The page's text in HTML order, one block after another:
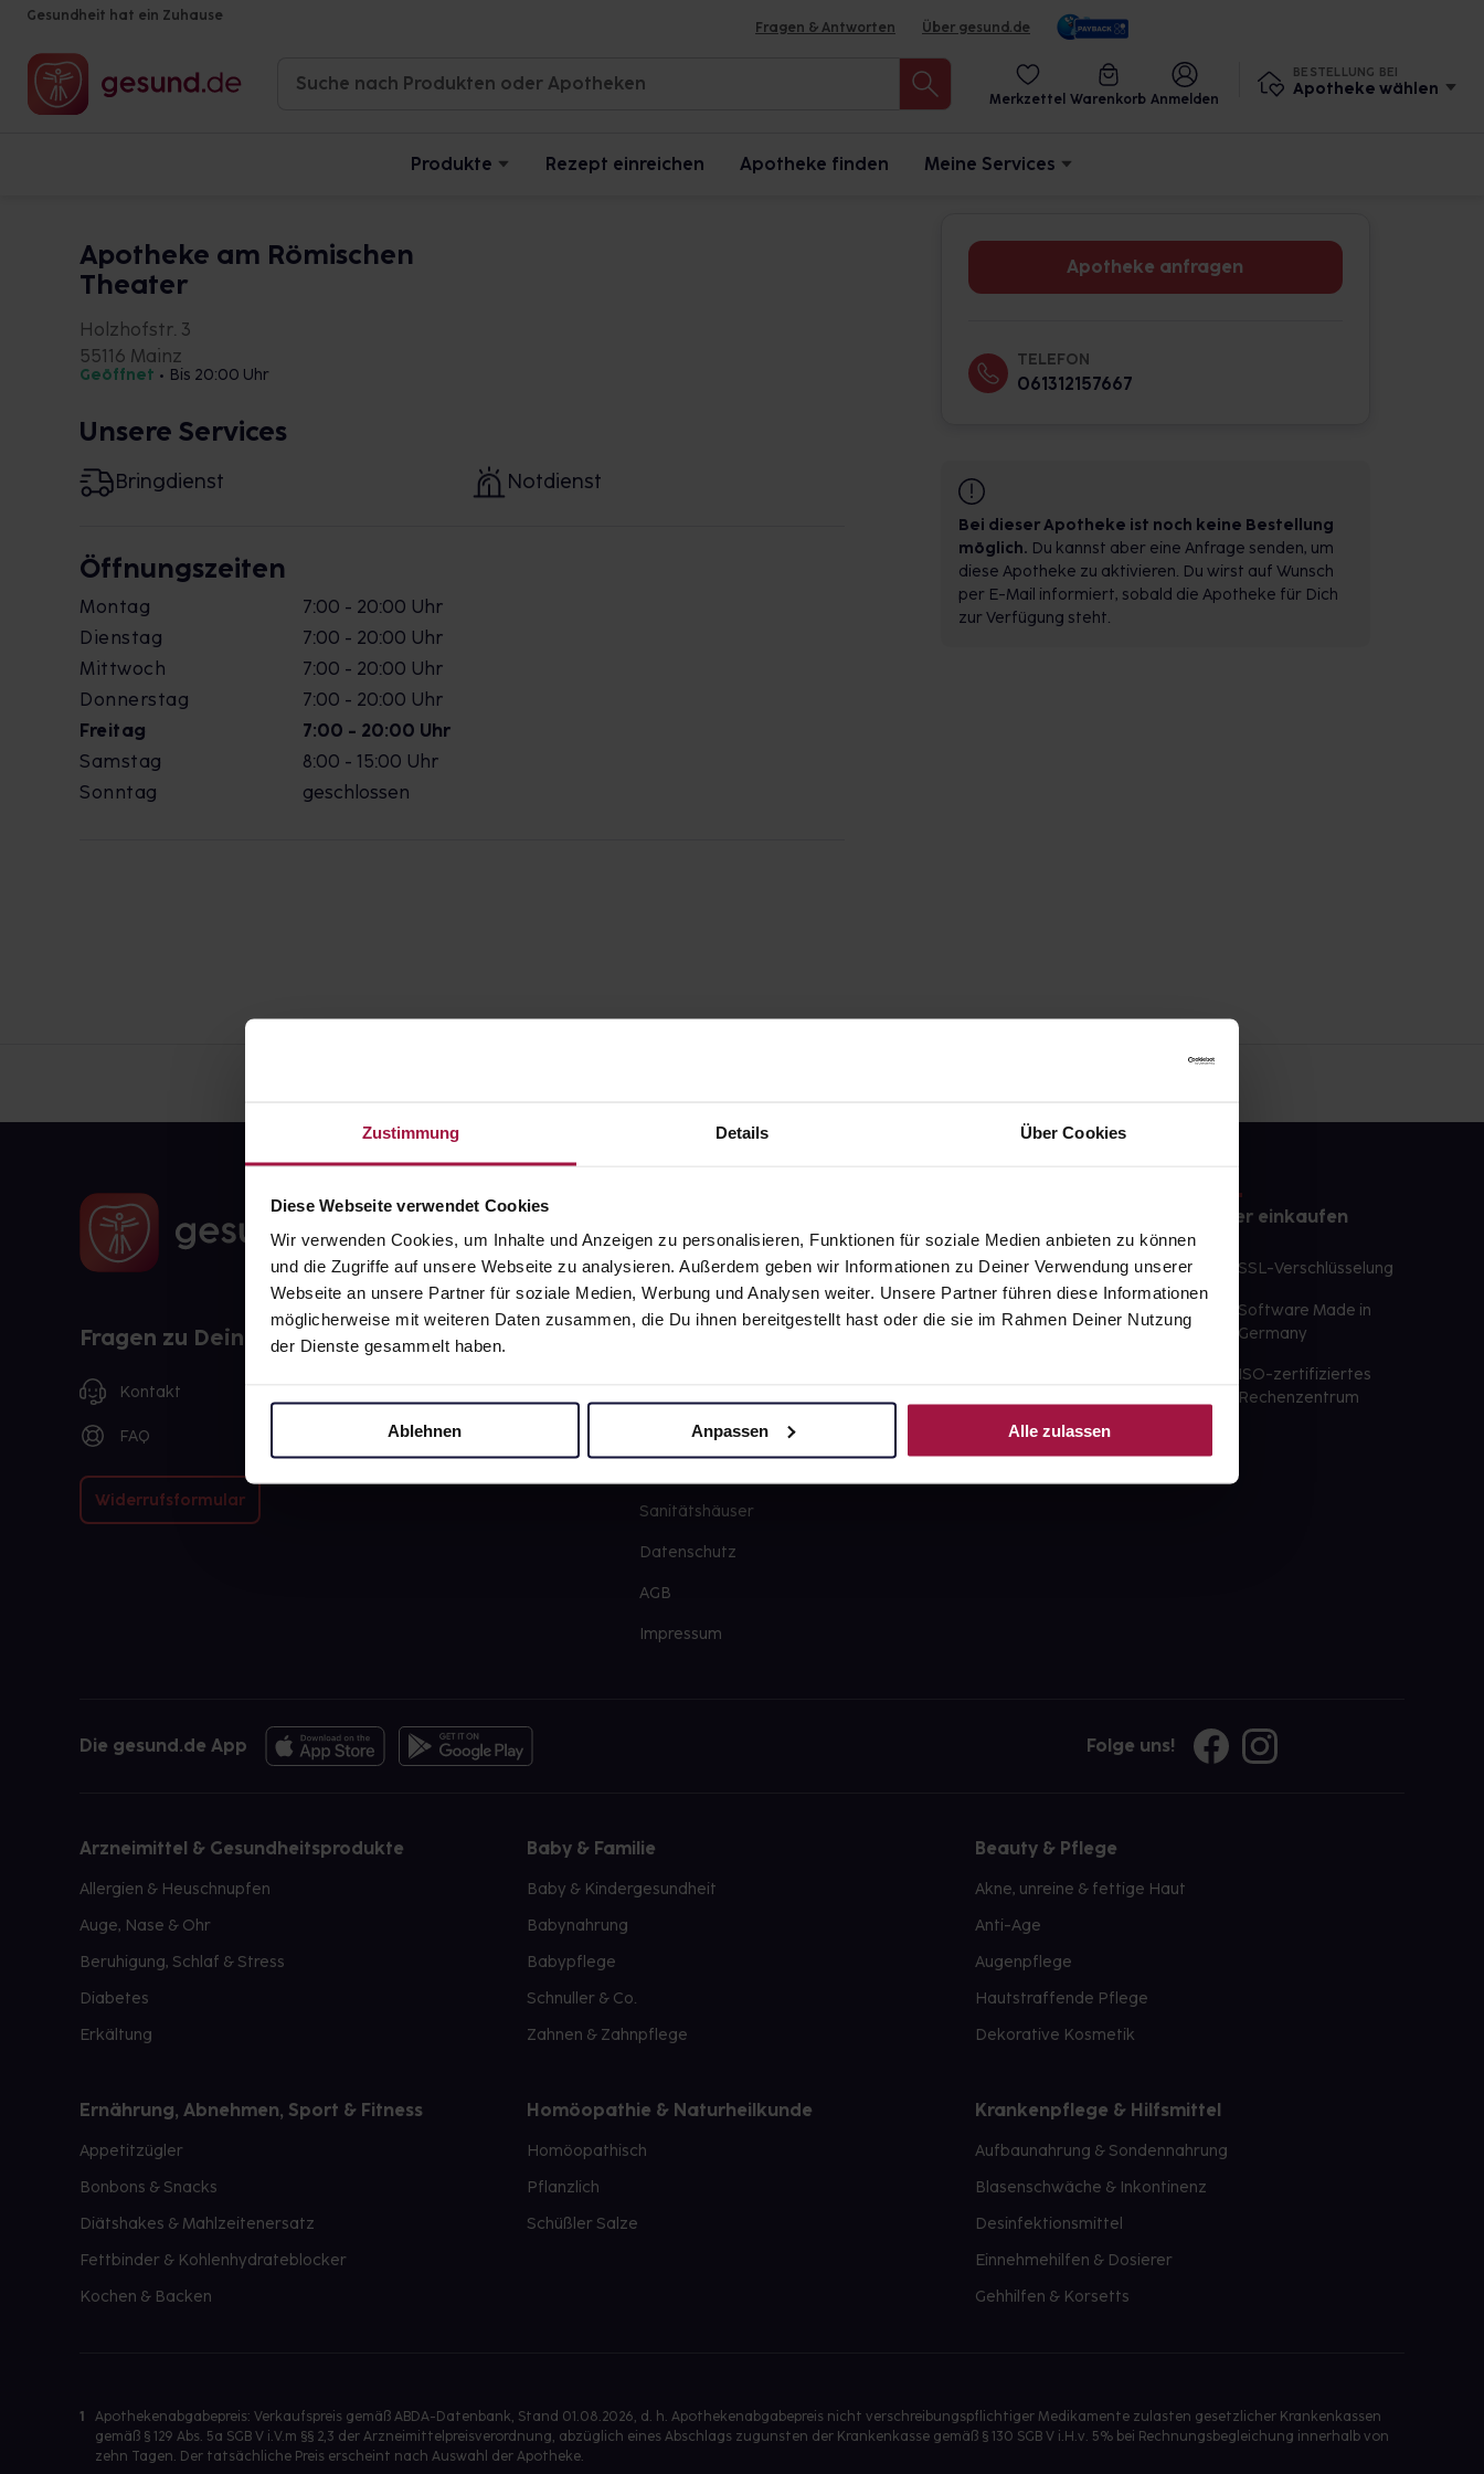
Zustimmung Details Über Cookies
Diese Webseite verwendet Cookies
Wir verwenden Cookies, um Inhalte und Anzeigen zu personalisieren, Funktionen für soziale Medien anbieten zu können
und die Zugriffe auf unsere Webseite zu analysieren. Außerdem geben wir Informationen zu Deiner Verwendung unserer
Webseite an unsere Partner für soziale Medien, Werbung und Analysen weiter. Unsere Partner führen diese Informationen
möglicherweise mit weiteren Daten zusammen, die Du ihnen bereitgestellt hast oder die sie im Rahmen Deiner Nutzung
der Dienste gesammelt haben.
Ablehnen Anpassen Alle zulassen
Gesundheit hat ein Zuhause
Fragen & Antworten Über gesund.de
Merkzettel Warenkorb Anmelden
BESTELLUNG BEI
Apotheke wählen
Produkte Rezept einreichen Apotheke finden Meine Services
Apotheke am Römischen
Theater
Holzhofstr. 3
55116 Mainz
Geöffnet • Bis 20:00 Uhr
Unsere Services
Bringdienst Notdienst
Öffnungszeiten
Montag
7:00 - 20:00 Uhr
Dienstag
7:00 - 20:00 Uhr
Mittwoch
7:00 - 20:00 Uhr
Donnerstag
7:00 - 20:00 Uhr
Freitag
7:00 - 20:00 Uhr
Samstag
8:00 - 15:00 Uhr
Sonntag
geschlossen
Apotheke anfragen
TELEFON
061312157667
Bei dieser Apotheke ist noch keine Bestellung
möglich. Du kannst aber eine Anfrage senden, um
diese Apotheke zu aktivieren. Du wirst auf Wunsch
per E-Mail informiert, sobald die Apotheke für Dich
zur Verfügung steht.
Fragen zu Deiner Bestellung?
Kontakt
FAQ
Widerrufsformular
Über uns
PAYBACK
Sanitätshäuser
Datenschutz
AGB
Impressum
Ausgewählte Wunschprodukte
sofort abholbereit
Lieferung für sofort verfügbare
Große Auswahl an Apotheken
Sicher einkaufen
SSL-Verschlüsselung
Software Made in
Germany
ISO-zertifiziertes
Rechenzentrum
Die gesund.de App Folge uns!
Arzneimittel & Gesundheitsprodukte
Allergien & Heuschnupfen
Auge, Nase & Ohr
Beruhigung, Schlaf & Stress
Diabetes
Erkältung
Baby & Familie
Baby & Kindergesundheit
Babynahrung
Babypflege
Schnuller & Co.
Zahnen & Zahnpflege
Beauty & Pflege
Akne, unreine & fettige Haut
Anti-Age
Augenpflege
Hautstraffende Pflege
Dekorative Kosmetik
Ernährung, Abnehmen, Sport & Fitness
Appetitzügler
Bonbons & Snacks
Diätshakes & Mahlzeitenersatz
Fettbinder & Kohlenhydrateblocker
Kochen & Backen
Homöopathie & Naturheilkunde
Homöopathisch
Pflanzlich
Schüßler Salze
Krankenpflege & Hilfsmittel
Aufbaunahrung & Sondennahrung
Blasenschwäche & Inkontinenz
Desinfektionsmittel
Einnehmehilfen & Dosierer
Gehhilfen & Korsetts
1
Apothekenabgabepreis: Verkaufspreis gemäß ABDA-Datenbank, Stand 01.08.2026, d. h. Apothekenabgabepreis nicht verschreibungspflichtiger Medikamente zulasten gesetzlicher Krankenkassen
gemäß § 129 Abs. 5a SGB V i.V.m §§ 2,3 der Arzneimittelpreisverordnung, abzüglich eines Abschlags zugunsten der Krankenkasse gemäß § 130 SGB V i.H.v. 5% bei Rechnungsbegleichung innerhalb von
zehn Tagen. Der tatsächliche Preis erscheint nach Auswahl der Apotheke.